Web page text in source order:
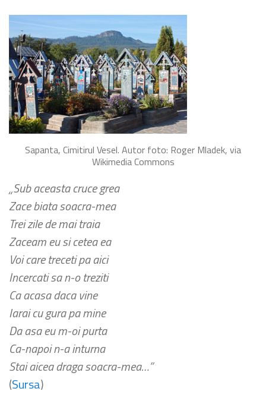
Sapanta, Cimitirul Vesel. Autor foto: Roger Mladek, via
Wikimedia Commons
„Sub aceasta cruce grea
Zace biata soacra-mea
Trei zile de mai traia
Zaceam eu si cetea ea
Voi care treceti pa aici
Incercati sa n-o treziti
Ca acasa daca vine
Iarai cu gura pa mine
Da asa eu m-oi purta
Ca-napoi n-a inturna
Stai aicea draga soacra-mea…”
(Sursa)